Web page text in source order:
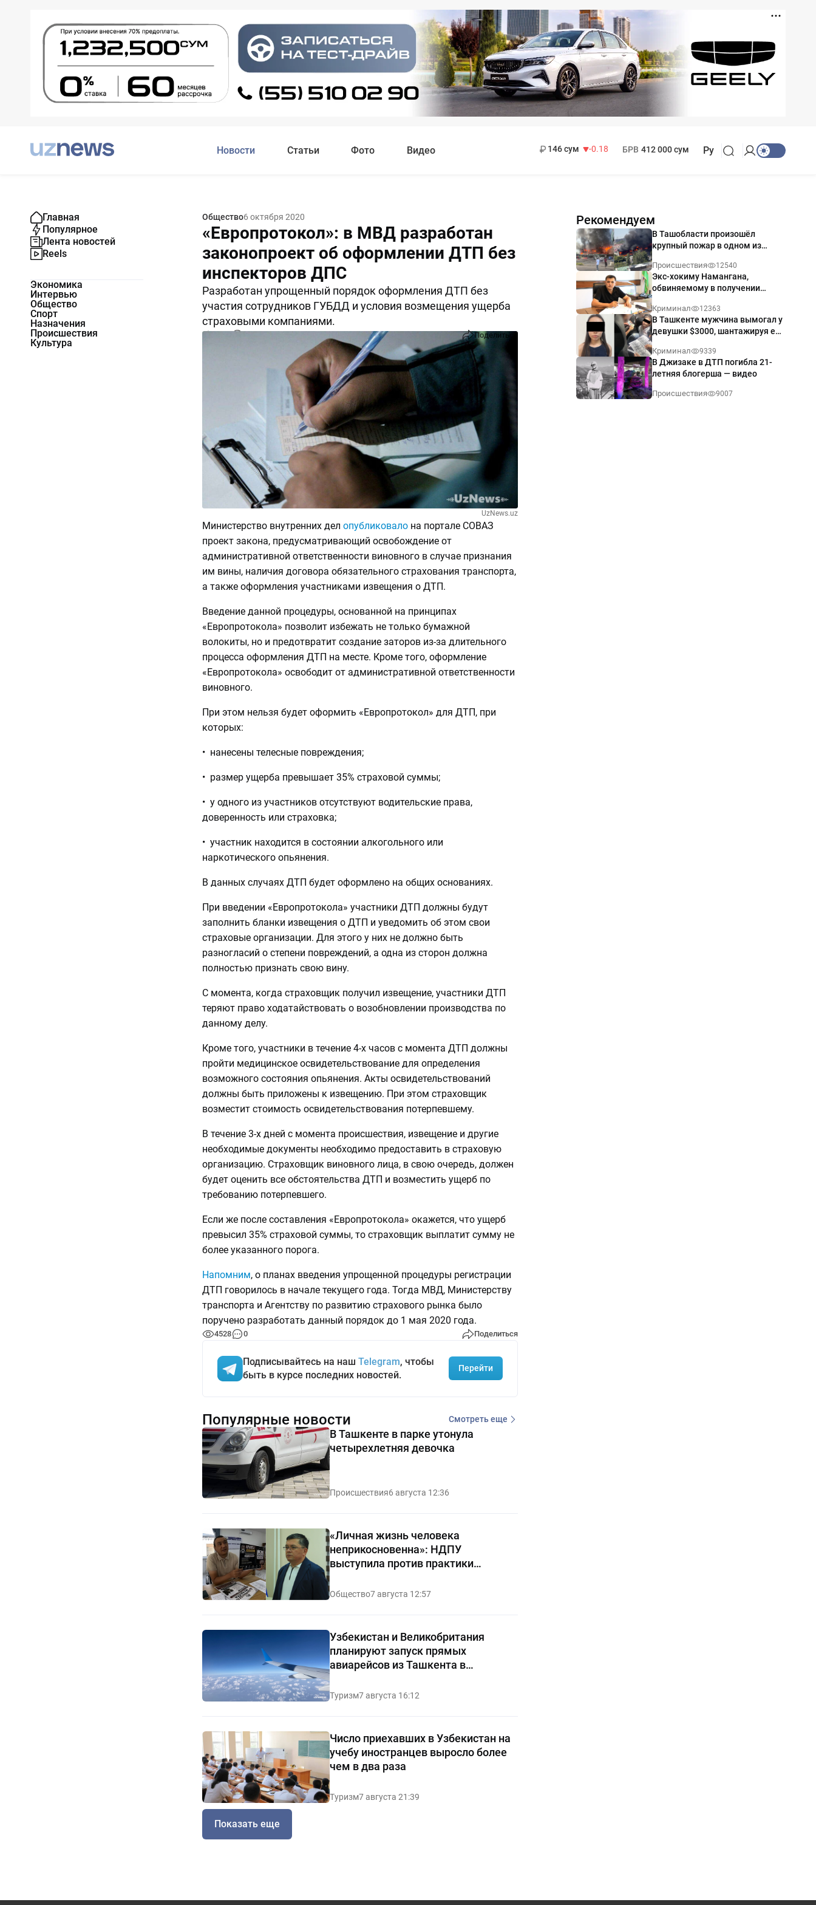
Новости Статьи Фото Видео
146 сум
-0.18
БРВ 412 000 сум Ру
Главная
Популярное
Лента новостей
Reels
Экономика
Интервью
Общество
Спорт
Назначения
Происшествия
Культура
Общество6 октября 2020
«Европротокол»: в МВД разработан
законопроект об оформлении ДТП без
инспекторов ДПС
Разработан упрощенный порядок оформления ДТП без
участия сотрудников ГУБДД и условия возмещения ущерба
страховыми компаниями.
Поделиться
UzNews.uz
Министерство внутренних дел опубликовалона портале СОВАЗ
проект закона, предусматривающий освобождение от
административной ответственности виновного в случае признания
им вины, наличия договора обязательного страхования транспорта,
а также оформления участниками извещения о ДТП.
Введение данной процедуры, основанной на принципах
«Европротокола» позволит избежать не только бумажной
волокиты, но и предотвратит создание заторов из-за длительного
процесса оформления ДТП на месте. Кроме того, оформление
«Европротокола» освободит от административной ответственности
виновного.
При этом нельзя будет оформить «Европротокол» для ДТП, при
которых:
• нанесены телесные повреждения;
• размер ущерба превышает 35% страховой суммы;
• у одного из участников отсутствуют водительские права,
доверенность или страховка;
• участник находится в состоянии алкогольного или
наркотического опьянения.
В данных случаях ДТП будет оформлено на общих основаниях.
При введении «Европротокола» участники ДТП должны будут
заполнить бланки извещения о ДТП и уведомить об этом свои
страховые организации. Для этого у них не должно быть
разногласий о степени повреждений, а одна из сторон должна
полностью признать свою вину.
С момента, когда страховщик получил извещение, участники ДТП
теряют право ходатайствовать о возобновлении производства по
данному делу.
Кроме того, участники в течение 4-х часов с момента ДТП должны
пройти медицинское освидетельствование для определения
возможного состояния опьянения. Акты освидетельствований
должны быть приложены к извещению. При этом страховщик
возместит стоимость освидетельствования потерпевшему.
В течение 3-х дней с момента происшествия, извещение и другие
необходимые документы необходимо предоставить в страховую
организацию. Страховщик виновного лица, в свою очередь, должен
будет оценить все обстоятельства ДТП и возместить ущерб по
требованию потерпевшего.
Если же после составления «Европротокола» окажется, что ущерб
превысил 35% страховой суммы, то страховщик выплатит сумму не
более указанного порога.
Напомним, о планах введения упрощенной процедуры регистрации
ДТП говорилось в начале текущего года. Тогда МВД, Министерству
транспорта и Агентству по развитию страхового рынка было
поручено разработать данный порядок до 1 мая 2020 года.
4528 0 Поделиться
Подписывайтесь на наш Telegram, чтобы
быть в курсе последних новостей.
Перейти
Рекомендуем
В Ташобласти произошёл
крупный пожар в одном из
Происшествия 12540
Экс-хокиму Намангана,
обвиняемому в получении
приговор
Криминал 12363
В Ташкенте мужчина вымогал у
девушки $3000, шантажируя её
Криминал 9339
В Джизаке в ДТП погибла 21-
летняя блогерша — видео
Происшествия 9007
Популярные новости Смотреть еще
В Ташкенте в парке утонула
четырехлетняя девочка
Происшествия6 августа 12:36
«Личная жизнь человека
неприкосновенна»: НДПУ
выступила против практики
«позорных домов и махаллей»
Общество7 августа 12:57
Узбекистан и Великобритания
планируют запуск прямых
авиарейсов из Ташкента в
Манчестер
Туризм7 августа 16:12
Число приехавших в Узбекистан на
учебу иностранцев выросло более
чем в два раза
Туризм7 августа 21:39
Показать еще